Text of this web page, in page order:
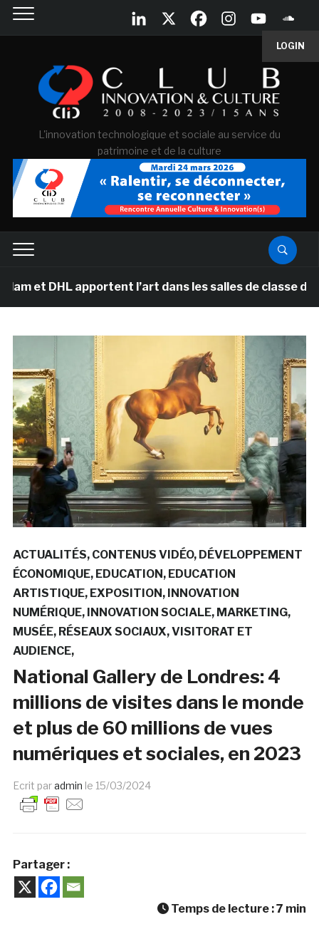
LOGIN
L'innovation technologique et sociale au service du
patrimoine et de la culture
apportent l’art dans les salles de classe des écoles
ACTUALITÉS CONTENUS VIDÉO DÉVELOPPEMENT
ÉCONOMIQUE EDUCATION EDUCATION
ARTISTIQUE EXPOSITION INNOVATION
NUMÉRIQUE INNOVATION SOCIALE MARKETING
MUSÉE RÉSEAUX SOCIAUX VISITORAT ET
AUDIENCE
National Gallery de Londres: 4
millions de visites dans le monde
et plus de 60 millions de vues
numériques et sociales, en 2023
Ecrit paradmin le 15/03/2024
Partager :
Temps de lecture :7 min